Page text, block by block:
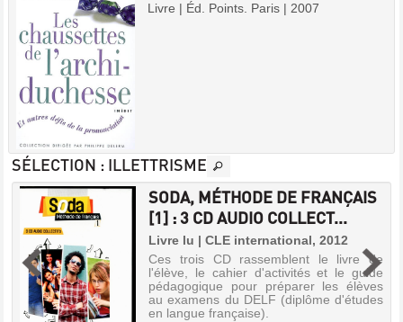
Livre | Éd. Points. Paris | 2007
SÉLECTION : ILLETTRISME
SODA, MÉTHODE DE FRANÇAIS
[1] : 3 CD AUDIO COLLECT...
Livre lu | CLE international, 2012
Ces trois CD rassemblent le livre de
l'élève, le cahier d'activités et le guide
pédagogique pour préparer les élèves
au examens du DELF (diplôme d'études
en langue française).